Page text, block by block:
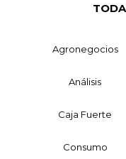
Agronegocios
Análisis
Caja Fuerte
Consumo